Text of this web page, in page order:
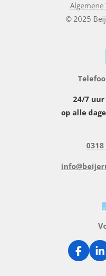
© 2025
24/7
op alle
0318
F
a
L
i